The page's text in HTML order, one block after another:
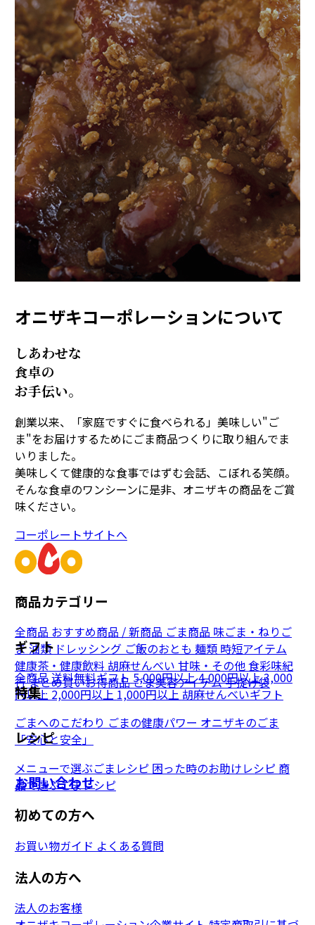
オニザキコーポレーションについて
しあわせな
食卓の
お手伝い。
創業以来、「家庭ですぐに食べられる」美味しい"ご
ま"をお届けするためにごま商品つくりに取り組んでま
いりました。
美味しくて健康的な食事ではずむ会話、こぼれる笑顔。
そんな食卓のワンシーンに是非、オニザキの商品をご賞
味ください。
コーポレートサイトへ
商品カテゴリー
全商品 おすすめ商品 / 新商品 ごま商品 味ごま・ねりご
ま油類 ドレッシング ご飯のおとも 麺類 時短アイテム
健康茶・健康飲料 胡麻せんべい 甘味・その他食彩味紀
行まとめ買いお得商品ごま美容アイテム手提げ袋
ギフト
全商品送料無料ギフト5,000円以上4,000円以上3,000
円以上2,000円以上1,000円以上胡麻せんべいギフト
特集
ごまへのこだわり ごまの健康パワー オニザキのごま
「安心と安全」
レシピ
メニューで選ぶごまレシピ 困った時のお助けレシピ 商
品で選ぶごまレシピ
お問い合わせ
初めての方へ
お買い物ガイド よくある質問
法人の方へ
法人のお客様